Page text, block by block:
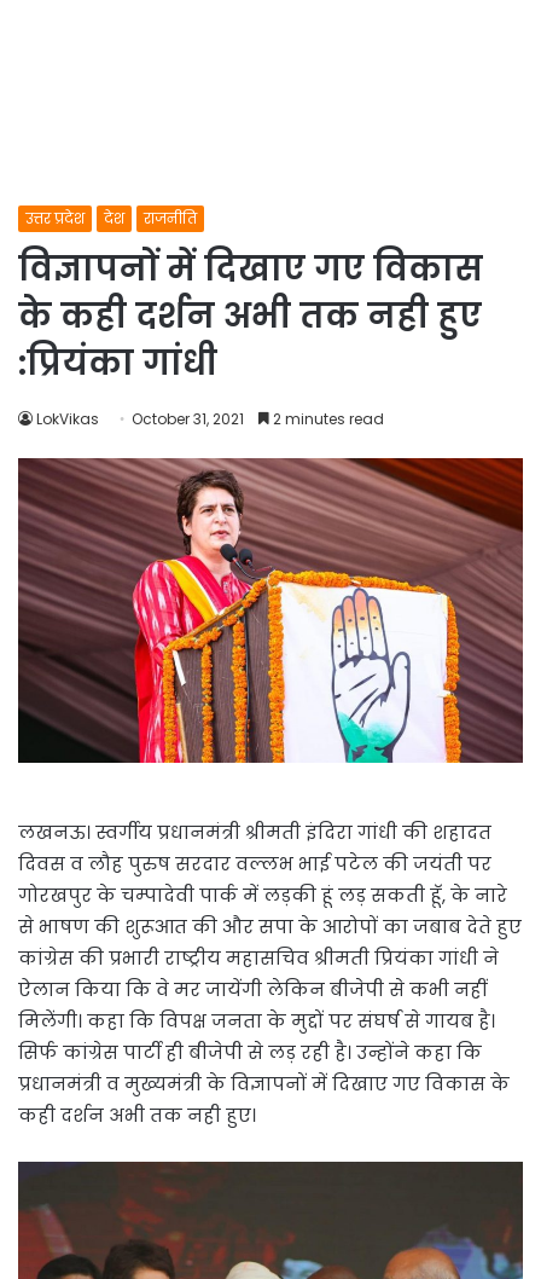
उत्तर प्रदेश देश राजनीति
विज्ञापनों में दिखाए गए विकास
के कही दर्शन अभी तक नही हुए
:प्रियंका गांधी
LokVikas October 31, 2021 2 minutes read
लखनऊ। स्वर्गीय प्रधानमंत्री श्रीमती इंदिरा गांधी की शहादत
दिवस व लौह पुरुष सरदार वल्लभ भाई पटेल की जयंती पर
गोरखपुर के चम्पादेवी पार्क में लड़की हूं लड़ सकती हूॅ, के नारे
से भाषण की शुरूआत की और सपा के आरोपों का जबाब देते हुए
कांग्रेस की प्रभारी राष्ट्रीय महासचिव श्रीमती प्रियंका गांधी ने
ऐलान किया कि वे मर जायेंगी लेकिन बीजेपी से कभी नहीं
मिलेंगी। कहा कि विपक्ष जनता के मुद्दों पर संघर्ष से गायब है।
सिर्फ कांग्रेस पार्टी ही बीजेपी से लड़ रही है। उन्होंने कहा कि
प्रधानमंत्री व मुख्यमंत्री के विज्ञापनों में दिखाए गए विकास के
कही दर्शन अभी तक नही हुए।